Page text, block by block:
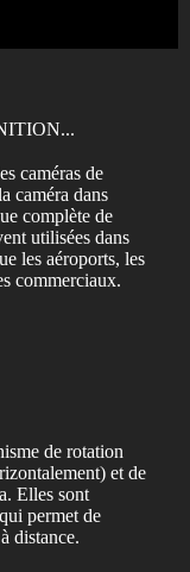
caméras de
caméra dans
complète de
utilisées dans
les aéroports, les
commerciaux.
de rotation
et de
Elles sont
permet de
distance.